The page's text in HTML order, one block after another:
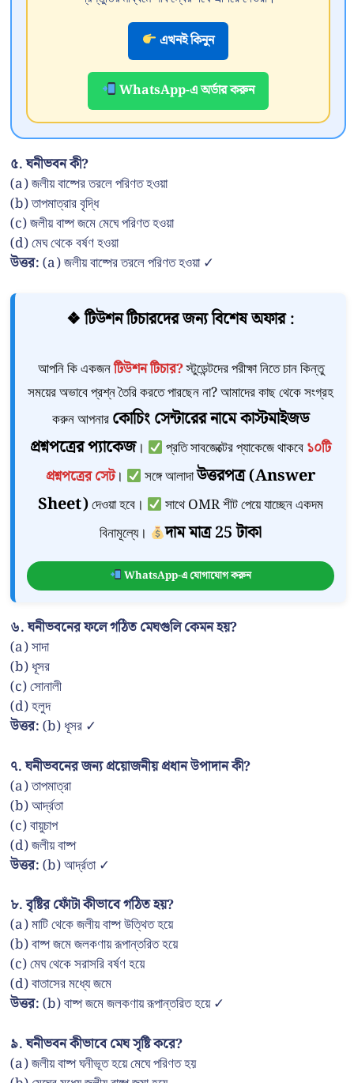
এখনই কিনুন
WhatsApp-এ অর্ডার করুন
৫. ঘনীভবন কী?
(a) জলীয় বাষ্পের তরলে পরিণত হওয়া
(b) তাপমাত্রার বৃদ্ধি
(c) জলীয় বাষ্প জমে মেঘে পরিণত হওয়া
(d) মেঘ থেকে বর্ষণ হওয়া
উত্তর:(a) জলীয় বাষ্পের তরলে পরিণত হওয়া ✓
❖ টিউশন টিচারদের জন্য বিশেষ অফার :
আপনি কি একজনটিউশন টিচার?স্টুডেন্টদের পরীক্ষা নিতে চান কিন্তু
সময়ের অভাবে প্রশ্ন তৈরি করতে পারছেন না? আমাদের কাছ থেকে সংগ্রহ
করুন আপনারকোচিং সেন্টারের নামে কাস্টমাইজড
প্রশ্নপত্রের প্যাকেজ। প্রতি সাবজেক্টের প্যাকেজে থাকবে১০টি
প্রশ্নপত্রের সেট। সঙ্গে আলাদাউত্তরপত্র (Answer
Sheet)দেওয়া হবে।
সাথে OMR শীট পেয়ে যাচ্ছেন একদম
বিনামূল্যে।
দাম মাত্র 25 টাকা
WhatsApp-এ যোগাযোগ করুন
৬. ঘনীভবনের ফলে গঠিত মেঘগুলি কেমন হয়?
(a) সাদা
(b) ধূসর
(c) সোনালী
(d) হলুদ
উত্তর:(b) ধূসর ✓
৭. ঘনীভবনের জন্য প্রয়োজনীয় প্রধান উপাদান কী?
(a) তাপমাত্রা
(b) আর্দ্রতা
(c) বায়ুচাপ
(d) জলীয় বাষ্প
উত্তর:(b) আর্দ্রতা ✓
৮. বৃষ্টির ফোঁটা কীভাবে গঠিত হয়?
(a) মাটি থেকে জলীয় বাষ্প উত্থিত হয়ে
(b) বাষ্প জমে জলকণায় রূপান্তরিত হয়ে
(c) মেঘ থেকে সরাসরি বর্ষণ হয়ে
(d) বাতাসের মধ্যে জমে
উত্তর:(b) বাষ্প জমে জলকণায় রূপান্তরিত হয়ে ✓
৯. ঘনীভবন কীভাবে মেঘ সৃষ্টি করে?
(a) জলীয় বাষ্প ঘনীভূত হয়ে মেঘে পরিণত হয়